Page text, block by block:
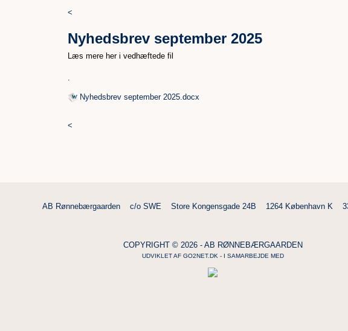
<
Nyhedsbrev september 2025
Læs mere her i vedhæftede fil
.
Nyhedsbrev september 2025.docx
<
AB Rønnebærgaarden c/o SWE Store Kongensgade 24B 1264 København K
COPYRIGHT © 2026 - AB RØNNEBÆRGAARDEN
UDVIKLET AF GO2NET.DK - I SAMARBEJDE MED